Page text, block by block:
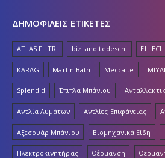
ΔΗΜΟΦΙΛΕΙΣ ΕΤΙΚΕΤΕΣ
ATLAS FILTRI bizi and tedeschi ELLECI
KARAG Martin Bath Meccalte
Splendid Έπιπλα Μπάνιου
Αντλία Λυμάτων Αντλίες Επιφάνειας
Αξεσουάρ Μπάνιου Βιομηχανικά Είδη
Ηλεκτροκινητήρας Θέρμανση